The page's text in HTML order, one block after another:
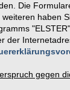
Die
weiteren haben
der
gegen